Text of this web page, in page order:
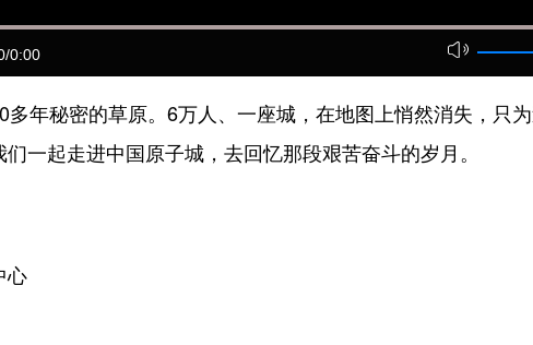
/0:00
秘密的草原。6万人、一座城，在地图上悄然消失，只
一起走进中国原子城，去回忆那段艰苦奋斗的岁月。
心